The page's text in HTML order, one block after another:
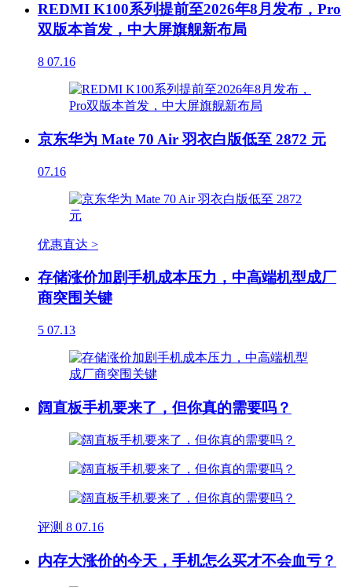
REDMI K100系列提前至2026年8月发布，Pro
双版本首发，中大屏旗舰新布局
8 07.16
京东华为 Mate 70 Air 羽衣白版低至 2872 元
07.16
优惠直达 >
存储涨价加剧手机成本压力，中高端机型成厂
商突围关键
5 07.13
阔直板手机要来了，但你真的需要吗？
评测 8 07.16
内存大涨价的今天，手机怎么买才不会血亏？